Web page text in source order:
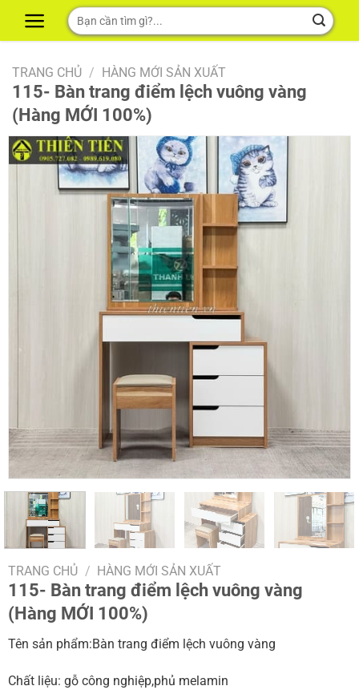
Tìm
kiếm:
TRANG CHỦ / HÀNG MỚI SẢN XUẤT
115- Bàn trang điểm lệch vuông vàng
(Hàng MỚI 100%)
TRANG CHỦ / HÀNG MỚI SẢN XUẤT
115- Bàn trang điểm lệch vuông vàng
(Hàng MỚI 100%)
Tên sản phẩm:Bàn trang điểm lệch vuông vàng
Chất liệu: gỗ công nghiệp,phủ melamin